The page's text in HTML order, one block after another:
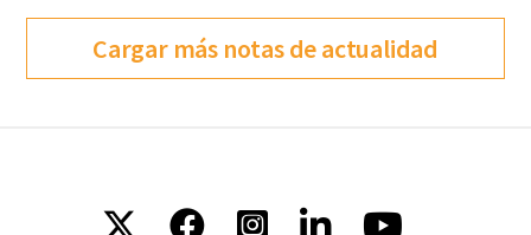
Cargar más notas de actualidad